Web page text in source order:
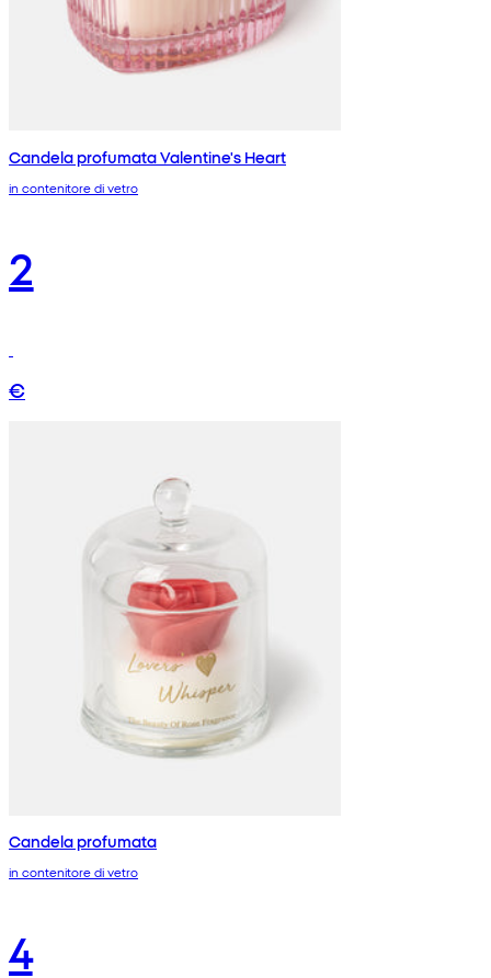
Candela profumata Valentine's Heart
in contenitore di vetro
2
€
Candela profumata
in contenitore di vetro
4